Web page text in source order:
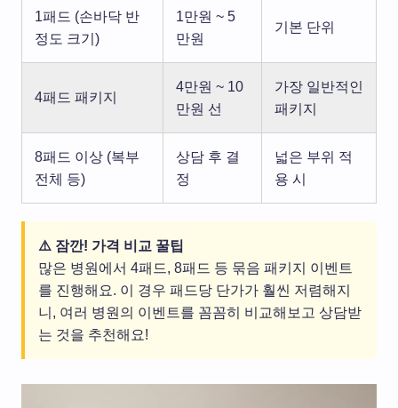
1패드 (손바닥 반
정도 크기)
1만원 ~ 5
만원
기본 단위
4패드 패키지
4만원 ~ 10
만원 선
가장 일반적인
패키지
8패드 이상 (복부
전체 등)
상담 후 결
정
넓은 부위 적
용 시
⚠️ 잠깐! 가격 비교 꿀팁
많은 병원에서 4패드, 8패드 등 묶음 패키지 이벤트
를 진행해요. 이 경우 패드당 단가가 훨씬 저렴해지
니, 여러 병원의 이벤트를 꼼꼼히 비교해보고 상담받
는 것을 추천해요!